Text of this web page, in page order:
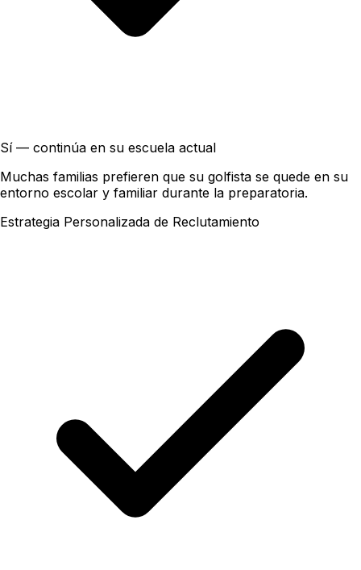
Sí — continúa en su escuela actual
Muchas familias prefieren que su golfista se quede en su
entorno escolar y familiar durante la preparatoria.
Estrategia Personalizada de Reclutamiento